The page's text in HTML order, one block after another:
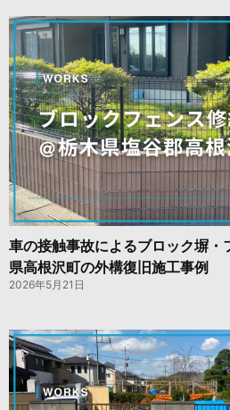
車の接触事故によるブロック塀・
県高根沢町の外構復旧施工事例
2026年5月21日